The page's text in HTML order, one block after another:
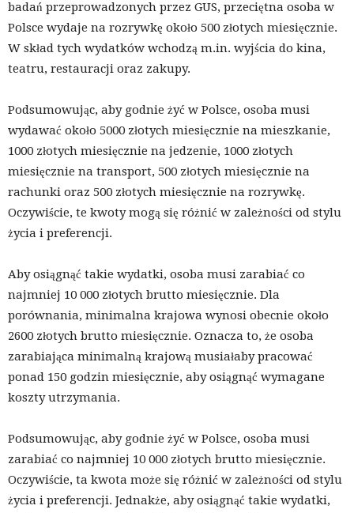
badań przeprowadzonych przez GUS, przeciętna osoba w
Polsce wydaje na rozrywkę około 500 złotych miesięcznie.
W skład tych wydatków wchodzą m.in. wyjścia do kina,
teatru, restauracji oraz zakupy.
Podsumowując, aby godnie żyć w Polsce, osoba musi
wydawać około 5000 złotych miesięcznie na mieszkanie,
1000 złotych miesięcznie na jedzenie, 1000 złotych
miesięcznie na transport, 500 złotych miesięcznie na
rachunki oraz 500 złotych miesięcznie na rozrywkę.
Oczywiście, te kwoty mogą się różnić w zależności od stylu
życia i preferencji.
Aby osiągnąć takie wydatki, osoba musi zarabiać co
najmniej 10 000 złotych brutto miesięcznie. Dla
porównania, minimalna krajowa wynosi obecnie około
2600 złotych brutto miesięcznie. Oznacza to, że osoba
zarabiająca minimalną krajową musiałaby pracować
ponad 150 godzin miesięcznie, aby osiągnąć wymagane
koszty utrzymania.
Podsumowując, aby godnie żyć w Polsce, osoba musi
zarabiać co najmniej 10 000 złotych brutto miesięcznie.
Oczywiście, ta kwota może się różnić w zależności od stylu
życia i preferencji. Jednakże, aby osiągnąć takie wydatki,